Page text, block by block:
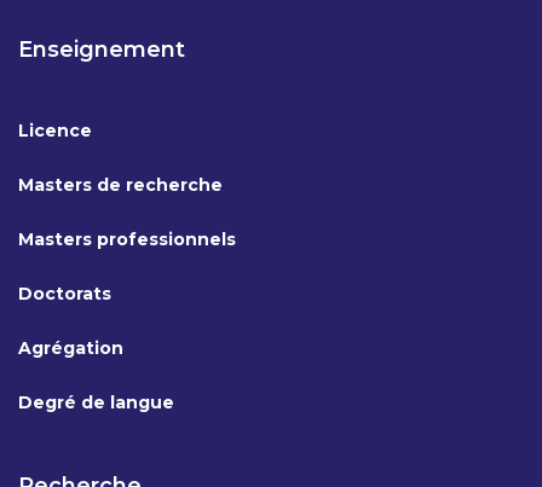
Enseignement
Licence
Masters de recherche
Masters professionnels
Doctorats
Agrégation
Degré de langue